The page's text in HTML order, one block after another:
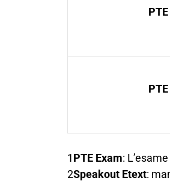
1PTE Exam:
2Speakout Etext: